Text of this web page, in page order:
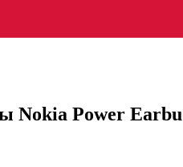
Nokia Power